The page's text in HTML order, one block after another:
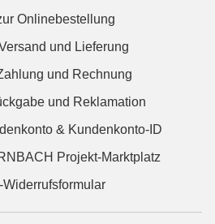
Onlinebestellung
und Lieferung
und Rechnung
und Reklamation
& Kundenkonto-ID
Projekt-Marktplatz
Widerrufsformular